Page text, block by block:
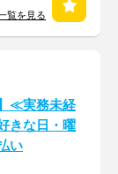
覧を見る
≪実務未経
きな日・曜
い